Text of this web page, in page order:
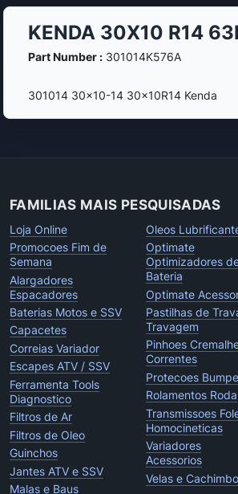
KENDA 30X10 R14
Part Number :301014K576A
301014 30x10-14 30x10R14 Kenda
FAMILIAS MAIS PESQUISADAS
Loja Online
Promocoes Fim de
Semana
Alargadores
Espacadores
Baterias Motos e SSV
Capacetes
Correias Variador
Escapes ATV / SSV
Ferramenta Tools
Diagnostico
Filtros de Ar
Filtros de Oleo
Guinchos
Jantes ATV e SSV
Malas e Baus
Oleos
Optimate
Optimizadores
Bateria
Optimate
Pastilhas de
Travagem
Pinhoes
Correntes
Protecoes
Rolamentos Roda
Transmissoes
Homocineticas
Variadores
Acessorios
Velas e